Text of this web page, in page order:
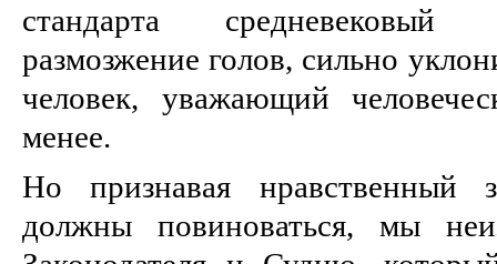
стандарта
размозжение голов, сильно
человек, уважающий
менее.
Но признавая нравственный
должны повиноваться, мы